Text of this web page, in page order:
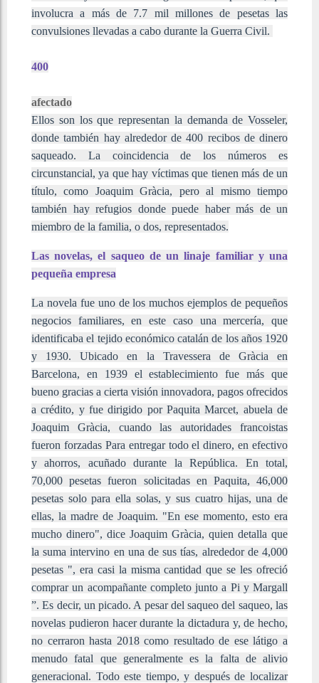
involucra a más de 7.7 mil millones de pesetas las
convulsiones llevadas a cabo durante la Guerra Civil.
400
afectado
Ellos son los que representan la demanda de Vosseler,
donde también hay alrededor de 400 recibos de dinero
saqueado. La coincidencia de los números es
circunstancial, ya que hay víctimas que tienen más de un
título, como Joaquim Gràcia, pero al mismo tiempo
también hay refugios donde puede haber más de un
miembro de la familia, o dos, representados.
Las novelas, el saqueo de un linaje familiar y una
pequeña empresa
La novela fue uno de los muchos ejemplos de pequeños
negocios familiares, en este caso una mercería, que
identificaba el tejido económico catalán de los años 1920
y 1930. Ubicado en la Travessera de Gràcia en
Barcelona, ​​en 1939 el establecimiento fue más que
bueno gracias a cierta visión innovadora, pagos ofrecidos
a crédito, y fue dirigido por Paquita Marcet, abuela de
Joaquim Gràcia, cuando las autoridades francoistas
fueron forzadas Para entregar todo el dinero, en efectivo
y ahorros, acuñado durante la República. En total,
70,000 pesetas fueron solicitadas en Paquita, 46,000
pesetas solo para ella solas, y sus cuatro hijas, una de
ellas, la madre de Joaquim. "En ese momento, esto era
mucho dinero", dice Joaquim Gràcia, quien detalla que
la suma intervino en una de sus tías, alrededor de 4,000
pesetas ", era casi la misma cantidad que se les ofreció
comprar un acompañante completo junto a Pi y Margall
”. Es decir, un picado. A pesar del saqueo del saqueo, las
novelas pudieron hacer durante la dictadura y, de hecho,
no cerraron hasta 2018 como resultado de ese látigo a
menudo fatal que generalmente es la falta de alivio
generacional. Todo este tiempo, y después de localizar